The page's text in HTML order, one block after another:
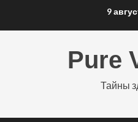
9
Pure
Тайны